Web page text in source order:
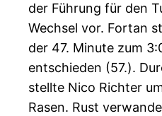
der Führung für den
Wechsel vor. Fortan
der 47. Minute zum
entschieden (57.).
stellte Nico Richter
Rasen. Rust